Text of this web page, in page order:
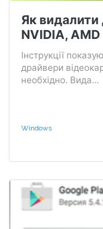
Як видалити
NVIDIA,
Інструкції
драйвери
необхідно. Вида...
Windows